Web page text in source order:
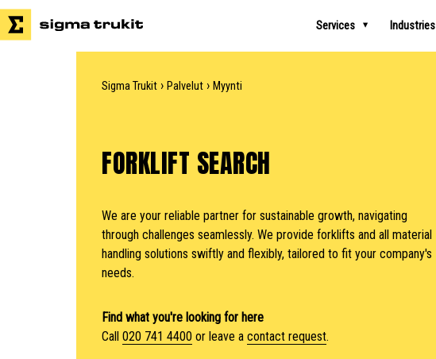
Services Industries
Sigma Trukit › Palvelut › Myynti
FORKLIFT SEARCH
We are your reliable partner for sustainable growth, navigating
through challenges seamlessly. We provide forklifts and all material
handling solutions swiftly and flexibly, tailored to fit your company's
needs.
Find what you're looking for here
Call 020 741 4400 or leave a contact request.